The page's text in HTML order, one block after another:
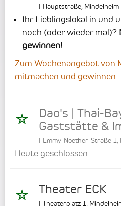
[ Hauptstraße, Mindelheim
Ihr Lieblingslokal in und
noch (oder wieder mal)?
gewinnen!
Zum Wochenangebot von
mitmachen und gewinnen
Dao's | Thai-
Gaststätte &
[ Emmy-Noether-Straße 1
Heute geschlossen
Theater ECK
[ Theaterplatz 1